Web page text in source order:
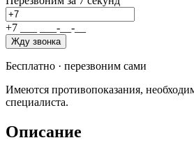
+7 - -
Жду звонка
Бесплатно · перезвоним сами
Имеются противопоказания,
специалиста.
Описание